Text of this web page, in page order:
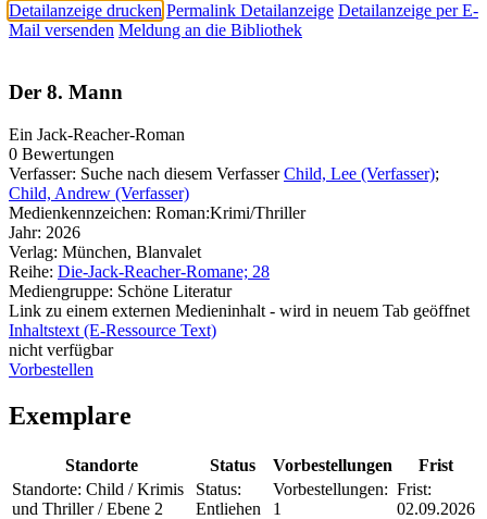
Detailanzeige drucken Permalink Detailanzeige Detailanzeige per E-
Mail versenden Meldung an die Bibliothek
Der 8. Mann
Ein Jack-Reacher-Roman
0 Bewertungen
Verfasser: Suche nach diesem Verfasser Child, Lee (Verfasser);
Child, Andrew (Verfasser)
Medienkennzeichen: Roman:Krimi/Thriller
Jahr: 2026
Verlag: München, Blanvalet
Reihe: Die-Jack-Reacher-Romane; 28
Mediengruppe: Schöne Literatur
Link zu einem externen Medieninhalt - wird in neuem Tab geöffnet
Inhaltstext (E-Ressource Text)
nicht verfügbar
Vorbestellen
Exemplare
Standorte Status Vorbestellungen
Frist
Standorte: Child / Krimis
und Thriller / Ebene 2
Status:
Entliehen
Vorbestellungen:
1
Frist:
02.09.2026